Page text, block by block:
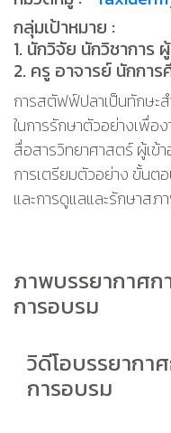
กลุ่มเป้าหมาย :
1. นักวิจัย นักวิชาการ
2. ครู อาจารย์ นักกา
การสตัฟฟ์ปลาเป็นทักษ
ในการรักษาตัวอย่างเพื่อ
สื่อสารวิทยาศาสตร์ ผู้เข้
การเตรียมตัวอย่าง ขั้นต
และการดูแลและรักษาสภ
ภาพบรรยากาศก
การอบรม
วิดีโอบรรยากา
การอบรม